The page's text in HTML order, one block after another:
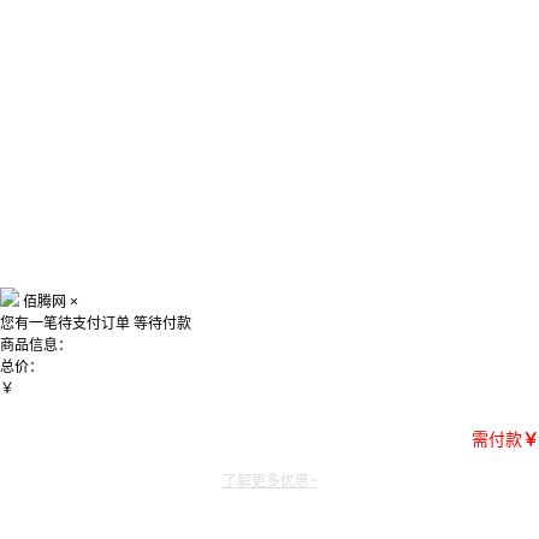
佰腾网 ×
您有一笔待支付订单 等待付款
商品信息：
总价：
￥
需付款￥
了解更多优惠~